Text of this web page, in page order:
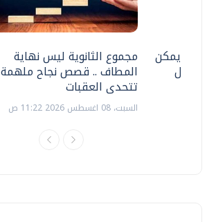
مجموع الثانوية ليس نهاية
المطاف .. قصص نجاح ملهمة
تتحدى العقبات
السبت، 08 اغسطس 2026 11:22 ص
.. هل يمكن
نتعامل